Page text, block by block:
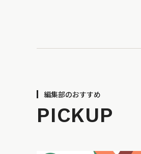
編集部のおすすめ
PICKUP